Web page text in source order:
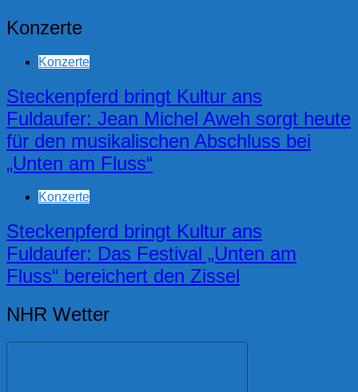
Konzerte
Konzerte
Steckenpferd bringt Kultur ans
Fuldaufer: Jean Michel Aweh sorgt heute
für den musikalischen Abschluss bei
„Unten am Fluss“
Konzerte
Steckenpferd bringt Kultur ans
Fuldaufer: Das Festival „Unten am
Fluss“ bereichert den Zissel
NHR Wetter